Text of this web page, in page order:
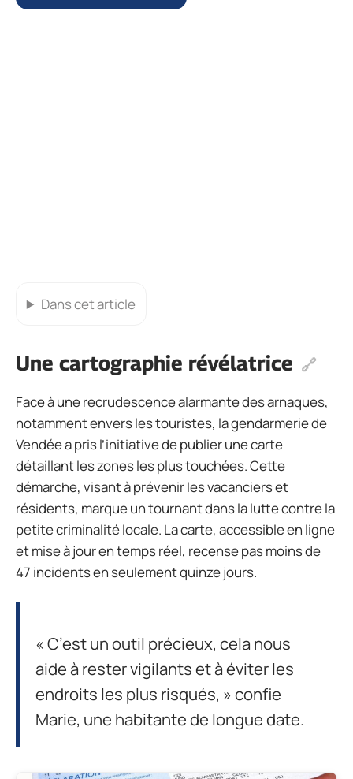
Dans cet article
Une cartographie révélatrice
Face à une recrudescence alarmante des arnaques,
notamment envers les touristes, la gendarmerie de
Vendée a pris l’initiative de publier une carte
détaillant les zones les plus touchées. Cette
démarche, visant à prévenir les vacanciers et
résidents, marque un tournant dans la lutte contre la
petite criminalité locale. La carte, accessible en ligne
et mise à jour en temps réel, recense pas moins de
47 incidents en seulement quinze jours.
« C’est un outil précieux, cela nous
aide à rester vigilants et à éviter les
endroits les plus risqués, » confie
Marie, une habitante de longue date.